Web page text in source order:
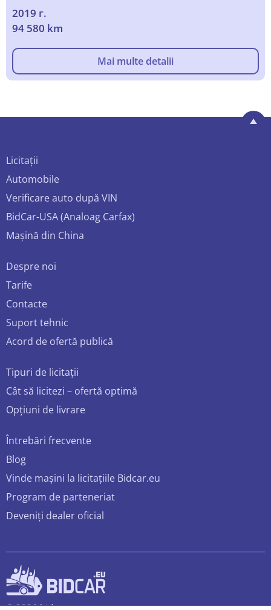
2019 г.
94 580 km
Mai multe detalii
Licitații
Automobile
Verificare auto după VIN
BidCar-USA (Analoag Carfax)
Mașină din China
Despre noi
Tarife
Contacte
Suport tehnic
Acord de ofertă publică
Tipuri de licitații
Cât să licitezi – ofertă optimă
Opțiuni de livrare
Întrebări frecvente
Blog
Vinde mașini la licitațiile Bidcar.eu
Program de parteneriat
Deveniți dealer oficial